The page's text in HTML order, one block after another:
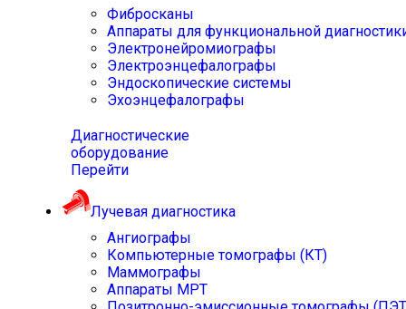
Фибросканы
Аппараты для функциональной
Электронейромиографы
Электроэнцефалографы
Эндоскопические системы
Эхоэнцефалографы
Диагностические
оборудование
Перейти
Лучевая диагностика
Ангиографы
Компьютерные томографы (КТ)
Маммографы
Аппараты МРТ